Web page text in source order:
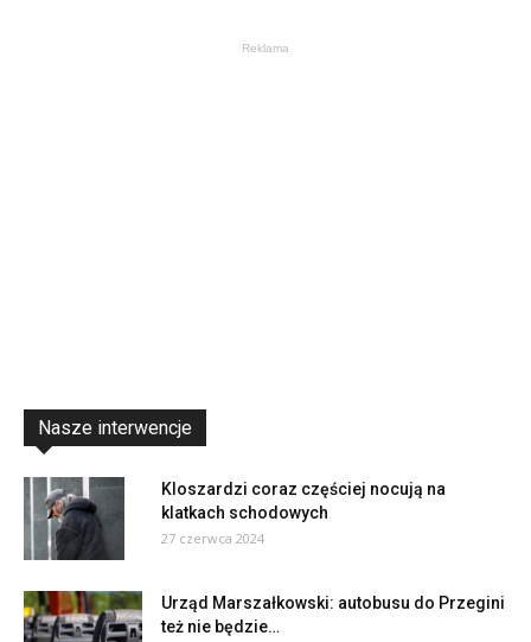
Reklama
Nasze interwencje
Kloszardzi coraz częściej nocują na
klatkach schodowych
27 czerwca 2024
Urząd Marszałkowski: autobusu do Przegini
też nie będzie…